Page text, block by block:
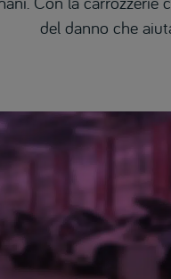
del danno che